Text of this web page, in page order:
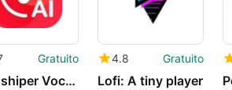
Gratuito
Kingshiper Vocal Remover
4.8 Gratuito
Lofi: A tiny player